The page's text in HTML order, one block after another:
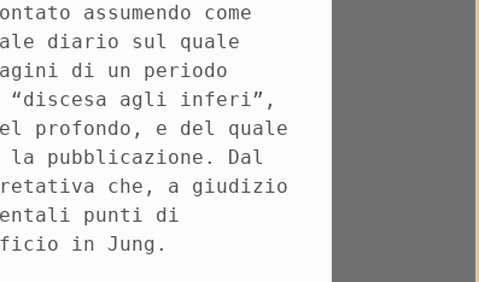
assumendo come
diario sul quale
di un periodo
“discesa agli inferi”,
profondo, e del quale
la pubblicazione. Dal
che, a giudizio
punti di
in Jung.